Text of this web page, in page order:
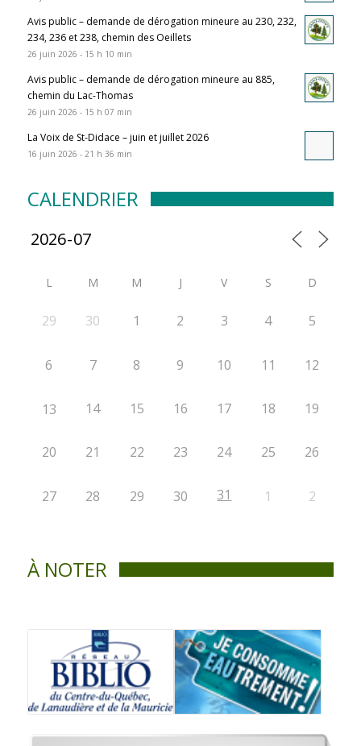
Avis public – demande de dérogation mineure au 230, 232,
234, 236 et 238, chemin des Oeillets
26 juin 2026 - 15 h 10 min
Avis public – demande de dérogation mineure au 885,
chemin du Lac-Thomas
26 juin 2026 - 15 h 07 min
La Voix de St-Didace – juin et juillet 2026
16 juin 2026 - 21 h 36 min
CALENDRIER
L M M J V S D
29 30 1 2 3 4 5
6 7 8 9 10 11 12
13 14 15 16 17 18 19
20 21 22 23 24 25 26
27 28 29 30 31 1 2
À NOTER